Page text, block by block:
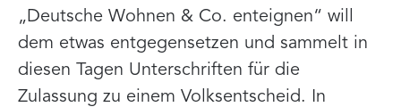
„Deutsche Wohnen & Co. enteignen“ will
dem etwas entgegensetzen und sammelt in
diesen Tagen Unterschriften für die
Zulassung zu einem Volksentscheid. In